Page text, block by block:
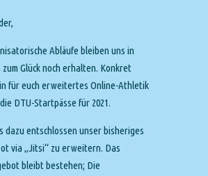
Abläufe bleiben uns in
Glück noch erhalten. Konkret
für euch erweitertes Online-Athletik
DTU-Startpässe für 2021.
dazu entschlossen unser bisheriges
via „Jitsi“ zu erweitern. Das
bleibt bestehen; Die